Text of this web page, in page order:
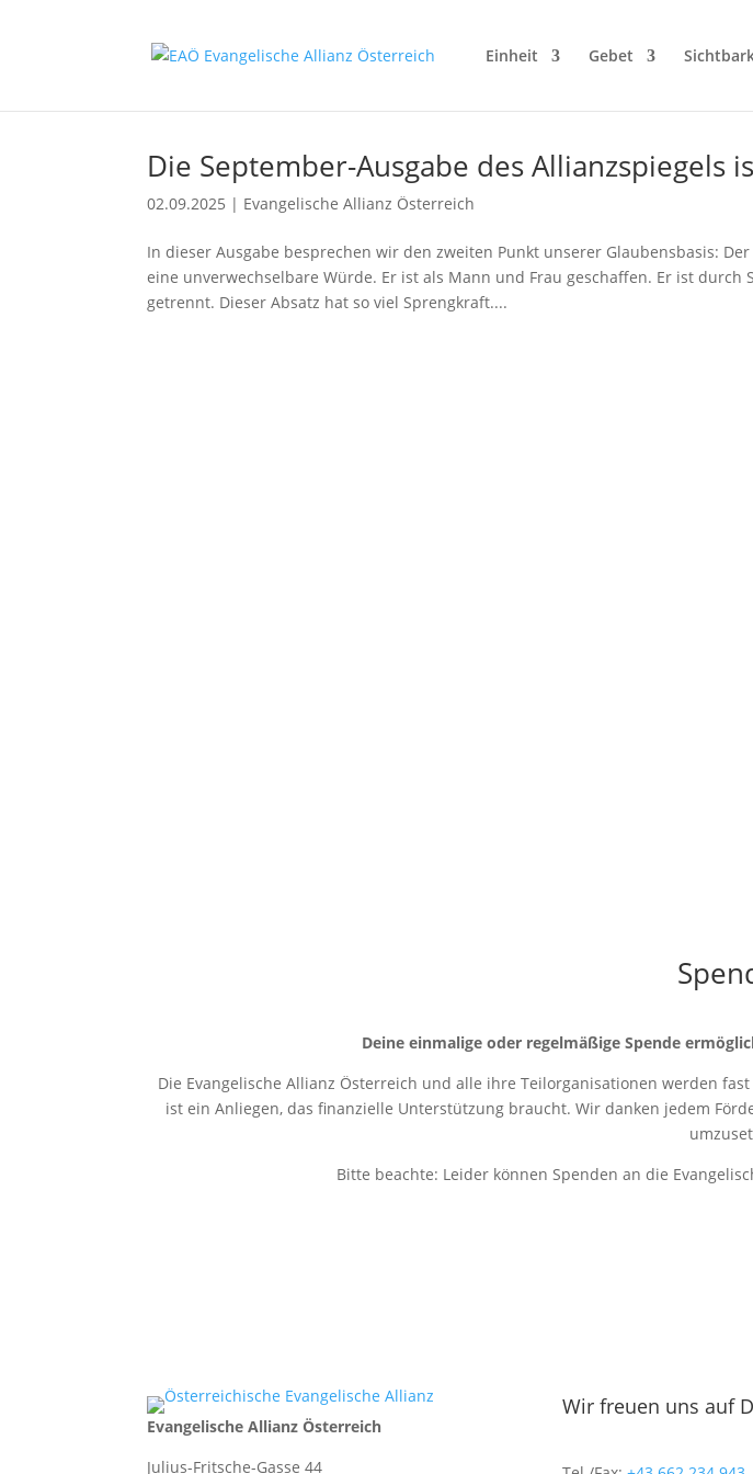
Einheit Gebet
Die September-Ausgabe des Allianzspiegels
02.09.2025 | Evangelische Allianz Österreich
In dieser Ausgabe besprechen wir den zweiten Punkt unserer Glaubensbasis:
eine unverwechselbare Würde. Er ist als Mann und Frau geschaffen. Er ist durch
getrennt. Dieser Absatz hat so viel Sprengkraft....
Deine einmalige oder regelmäßige Spende
Die Evangelische Allianz Österreich und alle ihre Teilorganisationen werden
ist ein Anliegen, das finanzielle Unterstützung braucht. Wir danken jedem
Bitte beachte: Leider können Spenden an die
Evangelische Allianz Österreich
Julius-Fritsche-Gasse 44
Wir freuen uns auf